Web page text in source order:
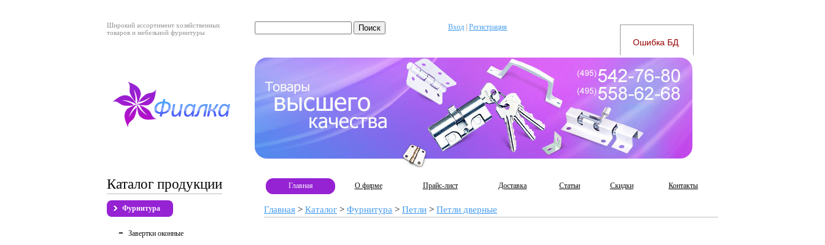
Широкий ассортимент хозяйственных
товаров и мебельной фурнитуры
Вход Регистрация
Каталог продукции
Фурнитура
Завертки оконные
Главная О фирме Прайс-лист Доставка Статьи Скидки Контакты
Главная > Каталог > Фурнитура > Петли > Петли дверные